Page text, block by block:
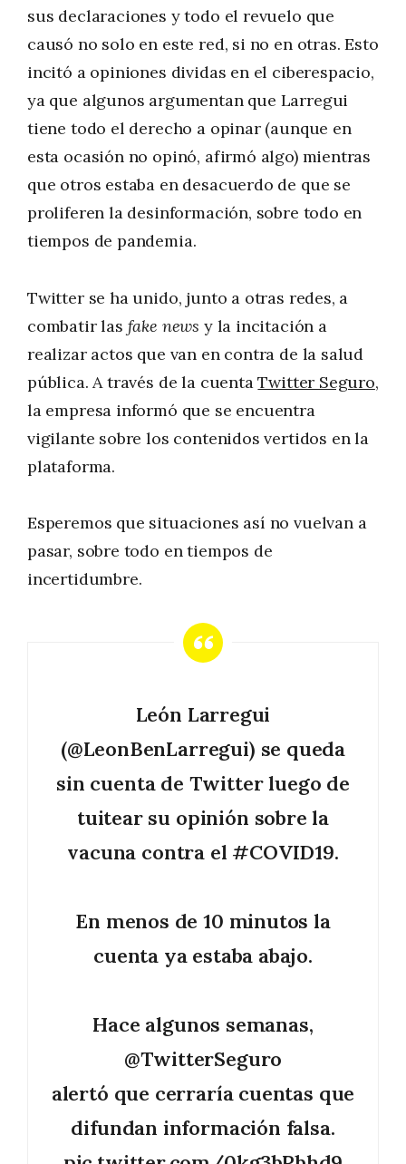
sus declaraciones y todo el revuelo que
causó no solo en este red, si no en otras. Esto
incitó a opiniones dividas en el ciberespacio,
ya que algunos argumentan que Larregui
tiene todo el derecho a opinar (aunque en
esta ocasión no opinó, afirmó algo) mientras
que otros estaba en desacuerdo de que se
proliferen la desinformación, sobre todo en
tiempos de pandemia.
Twitter se ha unido, junto a otras redes, a
combatir las fake news y la incitación a
realizar actos que van en contra de la salud
pública. A través de la cuentaTwitter Seguro,
la empresa informó que se encuentra
vigilante sobre los contenidos vertidos en la
plataforma.
Esperemos que situaciones así no vuelvan a
pasar, sobre todo en tiempos de
incertidumbre.
León Larregui
(@LeonBenLarregui) se queda
sin cuenta de Twitter luego de
tuitear su opinión sobre la
vacuna contra el #COVID19.
En menos de 10 minutos la
cuenta ya estaba abajo.
Hace algunos semanas,
@TwitterSeguro
alertó que cerraría cuentas que
difundan información falsa.